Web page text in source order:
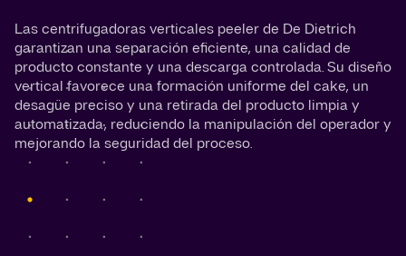
Las centrifugadoras verticales peeler de De Dietrich
garantizan una separación eficiente, una calidad de
producto constante y una descarga controlada. Su diseño
vertical favorece una formación uniforme del cake, un
desagüe preciso y una retirada del producto limpia y
automatizada, reduciendo la manipulación del operador y
mejorando la seguridad del proceso.